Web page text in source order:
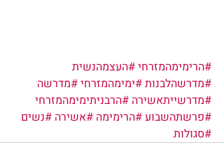
#הרימימהמזרחי#העצמהנשית
#מדרשהלבנות#ימימהמזרחי#מדרשה
#מדרשייתאשירה #הרבניתימימהמזרחי
#פרשתהשבוע#הרימימה #אשירה #נשים
#סגולות